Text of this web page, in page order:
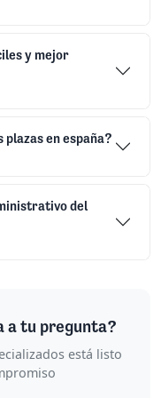
y mejor
plazas en españa?
del
a tu pregunta?
está listo